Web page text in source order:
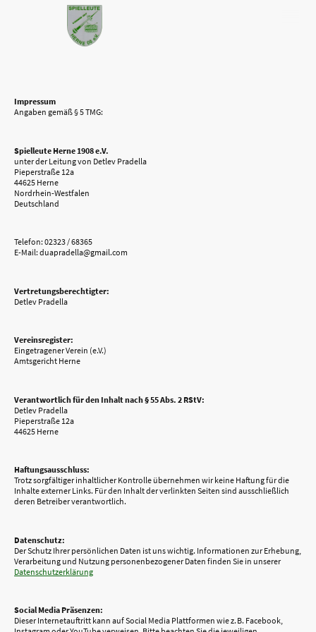
Impressum
Angaben gemäß § 5 TMG:
Spielleute Herne 1908 e.V.
unter der Leitung von Detlev Pradella
Pieperstraße 12a
44625 Herne
Nordrhein-Westfalen
Deutschland
Telefon: 02323 / 68365
E-Mail: duapradella@gmail.com
Vertretungsberechtigter:
Detlev Pradella
Vereinsregister:
Eingetragener Verein (e.V.)
Amtsgericht Herne
Verantwortlich für den Inhalt nach § 55 Abs. 2 RStV:
Detlev Pradella
Pieperstraße 12a
44625 Herne
Haftungsausschluss:
Trotz sorgfältiger inhaltlicher Kontrolle übernehmen wir keine Haftung für die
Inhalte externer Links. Für den Inhalt der verlinkten Seiten sind ausschließlich
deren Betreiber verantwortlich.
Datenschutz:
Der Schutz Ihrer persönlichen Daten ist uns wichtig. Informationen zur Erhebung,
Verarbeitung und Nutzung personenbezogener Daten finden Sie in unserer
Datenschutzerklärung
Social Media Präsenzen:
Dieser Internetauftritt kann auf Social Media Plattformen wie z. B. Facebook,